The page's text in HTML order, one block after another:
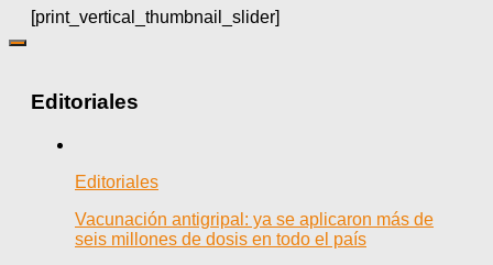
[print_vertical_thumbnail_slider]
Editoriales
Editoriales
Vacunación antigripal: ya se aplicaron más de
seis millones de dosis en todo el país